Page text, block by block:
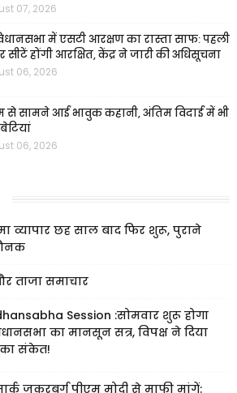
07, 2026
में एसटी आरक्षण का रास्ता साफ: पहली
सीटें होंगी आरक्षित, केंद्र ने जारी की अधिसूचना
06, 2026
से सामने आई भावुक कहानी, अंतिम विदाई में भी
06, 2026
व्यापार छह साल बाद फिर शुरू, पुराने
ताजा समाचार
Session :सोमवार शुरू होगा
का मानसून सत्र, विपक्ष ने दिया
संकेत!
जुकरबर्ग पीएम मोदी से माफी मांगें: